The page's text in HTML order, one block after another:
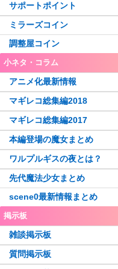
サポートポイント
ミラーズコイン
調整屋コイン
小ネタ・コラム
アニメ化最新情報
マギレコ総集編2018
マギレコ総集編2017
本編登場の魔女まとめ
ワルプルギスの夜とは？
先代魔法少女まとめ
scene0最新情報まとめ
掲示板
雑談掲示板
質問掲示板